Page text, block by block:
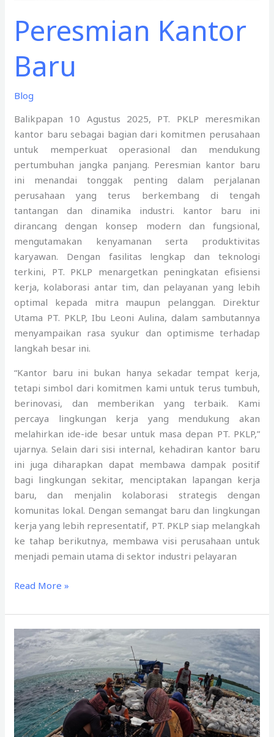
Peresmian Kantor
Baru
Blog
Balikpapan 10 Agustus 2025, PT. PKLP meresmikan
kantor baru sebagai bagian dari komitmen perusahaan
untuk memperkuat operasional dan mendukung
pertumbuhan jangka panjang. Peresmian kantor baru
ini menandai tonggak penting dalam perjalanan
perusahaan yang terus berkembang di tengah
tantangan dan dinamika industri. kantor baru ini
dirancang dengan konsep modern dan fungsional,
mengutamakan kenyamanan serta produktivitas
karyawan. Dengan fasilitas lengkap dan teknologi
terkini, PT. PKLP menargetkan peningkatan efisiensi
kerja, kolaborasi antar tim, dan pelayanan yang lebih
optimal kepada mitra maupun pelanggan. Direktur
Utama PT. PKLP, Ibu Leoni Aulina, dalam sambutannya
menyampaikan rasa syukur dan optimisme terhadap
langkah besar ini.
“Kantor baru ini bukan hanya sekadar tempat kerja,
tetapi simbol dari komitmen kami untuk terus tumbuh,
berinovasi, dan memberikan yang terbaik. Kami
percaya lingkungan kerja yang mendukung akan
melahirkan ide-ide besar untuk masa depan PT. PKLP,”
ujarnya. Selain dari sisi internal, kehadiran kantor baru
ini juga diharapkan dapat membawa dampak positif
bagi lingkungan sekitar, menciptakan lapangan kerja
baru, dan menjalin kolaborasi strategis dengan
komunitas lokal. Dengan semangat baru dan lingkungan
kerja yang lebih representatif, PT. PKLP siap melangkah
ke tahap berikutnya, membawa visi perusahaan untuk
menjadi pemain utama di sektor industri pelayaran
Read More »
Pekerjaan
Evakuasi
Batubara
di
Pulau
Panaitan